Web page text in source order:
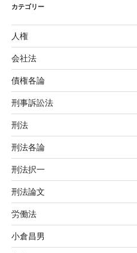
カテゴリー
人権
会社法
債権各論
刑事訴訟法
刑法
刑法各論
刑法択一
刑法論文
労働法
小倉昌男